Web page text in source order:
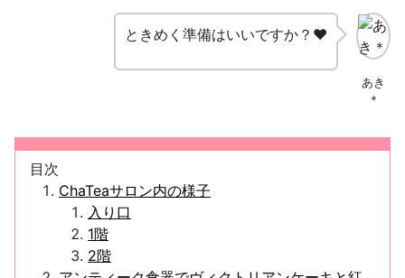
あき
＊
ときめく準備はいいですか？❤
目次
ChaTeaサロン内の様子
入り口
1階
2階